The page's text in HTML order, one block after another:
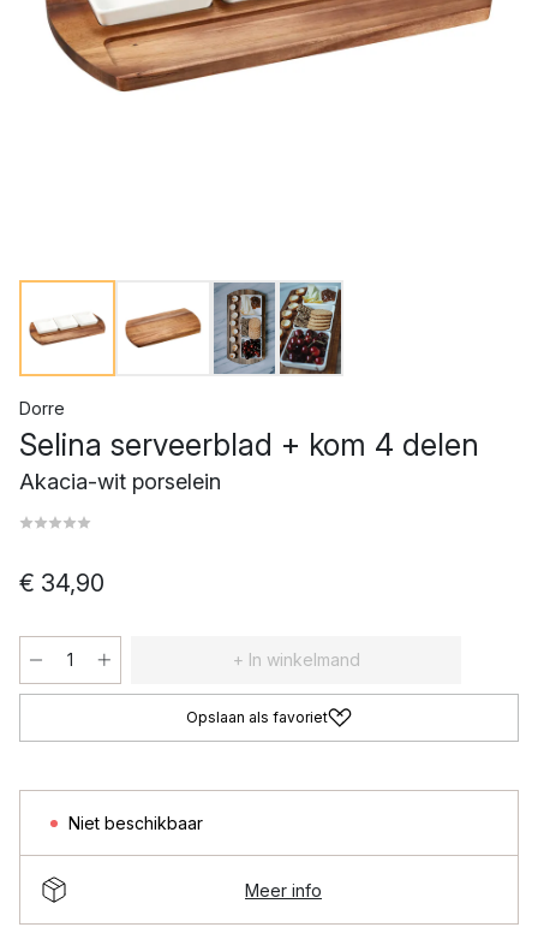
Dorre
Selina serveerblad + kom 4 delen
Akacia-wit porselein
€ 34,90
+ In winkelmand
Opslaan als favoriet
Niet beschikbaar
Meer info